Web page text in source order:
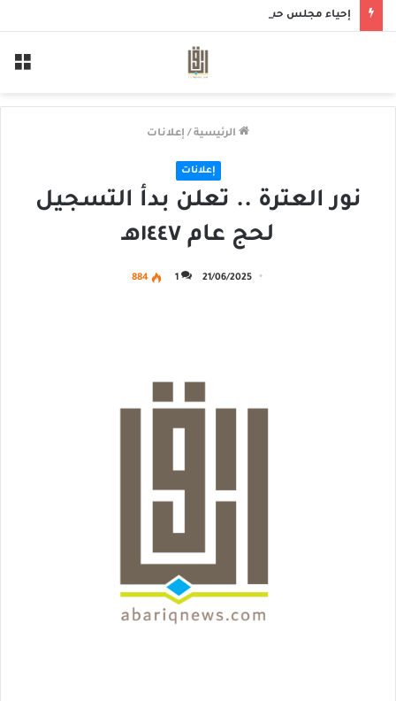
إحياء مجلس حسيني بمأتم الحاج أحمد منصور الخميس
الرئيسية / إعلانات
إعلانات
نور العترة .. تعلن بدأ التسجيل
لحج عام ١٤٤٧هـ
21/06/2025
1
884